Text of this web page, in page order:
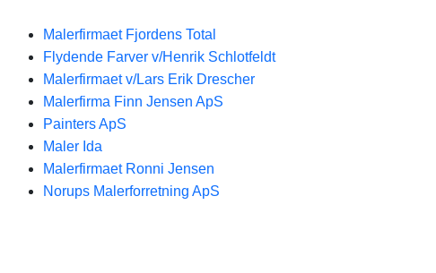
Malerfirmaet Fjordens Total
Flydende Farver v/Henrik Schlotfeldt
Malerfirmaet v/Lars Erik Drescher
Malerfirma Finn Jensen ApS
Painters ApS
Maler Ida
Malerfirmaet Ronni Jensen
Norups Malerforretning ApS